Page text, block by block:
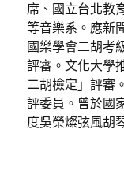
席、國立台北教
等音樂系。應新
國樂學會二胡考
評審。文化大學
二胡檢定」評審
評委員。曾於國
度吳榮燦弦風胡